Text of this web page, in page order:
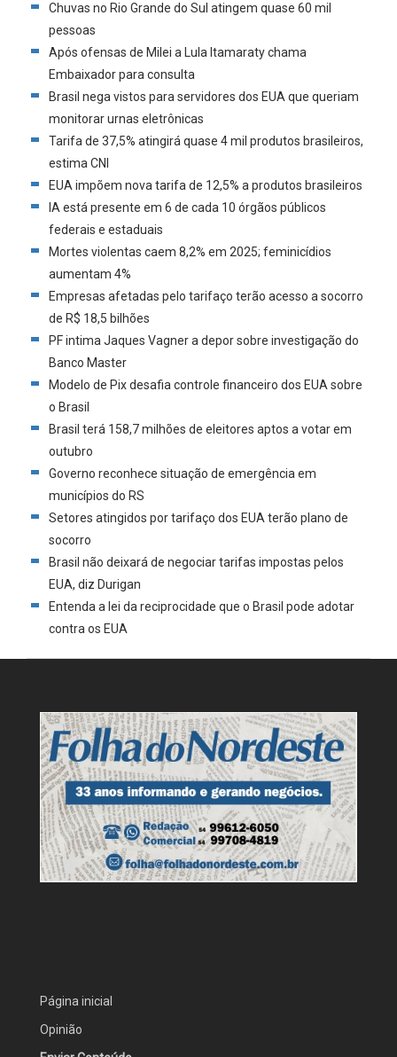
Chuvas no Rio Grande do Sul atingem quase 60 mil
pessoas
Após ofensas de Milei a Lula Itamaraty chama
Embaixador para consulta
Brasil nega vistos para servidores dos EUA que queriam
monitorar urnas eletrônicas
Tarifa de 37,5% atingirá quase 4 mil produtos brasileiros,
estima CNI
EUA impõem nova tarifa de 12,5% a produtos brasileiros
IA está presente em 6 de cada 10 órgãos públicos
federais e estaduais
Mortes violentas caem 8,2% em 2025; feminicídios
aumentam 4%
Empresas afetadas pelo tarifaço terão acesso a socorro
de R$ 18,5 bilhões
PF intima Jaques Vagner a depor sobre investigação do
Banco Master
Modelo de Pix desafia controle financeiro dos EUA sobre
o Brasil
Brasil terá 158,7 milhões de eleitores aptos a votar em
outubro
Governo reconhece situação de emergência em
municípios do RS
Setores atingidos por tarifaço dos EUA terão plano de
socorro
Brasil não deixará de negociar tarifas impostas pelos
EUA, diz Durigan
Entenda a lei da reciprocidade que o Brasil pode adotar
contra os EUA
Página inicial
Opinião